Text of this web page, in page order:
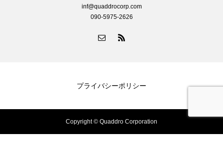
inf@quaddrocorp.com
090-5975-2626
プライバシーポリシー
Copyright © Quaddro Corporation